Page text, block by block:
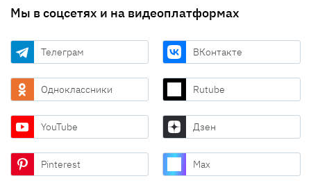
Мы в соцсетях и на видеоплатформах
Телеграм ВКонтакте
Одноклассники Rutube
YouTube Дзен
Pinterest Max